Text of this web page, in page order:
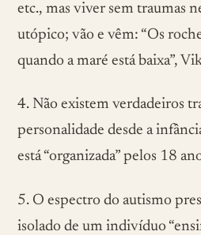
etc., mas viver sem traumas
utópico; vão e vêm: “Os
quando a maré está baixa”,
4. Não existem verdadeiros
personalidade desde a
está “organizada” pelos 18
5. O espectro do autismo
isolado de um indivíduo